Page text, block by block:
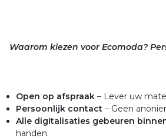
Waarom kiezen voor Ecomoda?
Open op afspraak – Lever uw
Persoonlijk contact – Geen
Alle digitalisaties gebeuren
handen.